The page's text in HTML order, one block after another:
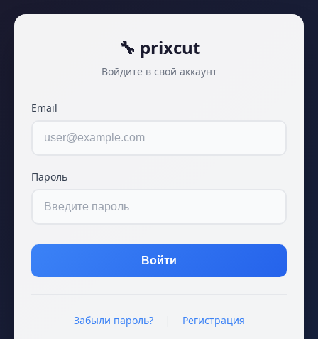
🔧 prixcut
Войдите в свой аккаунт
Email
Пароль
Войти
Забыли пароль? | Регистрация